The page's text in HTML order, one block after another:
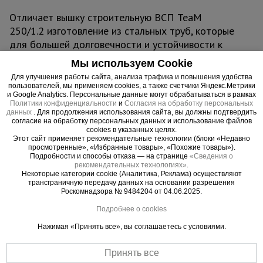
Отличает вышку строительную ВСП TeaM
250/1.2 изготовление из стальных труб, которые
для большей долговечности и устойчивости к
химическим веществам покрыты защитной
полимерной краской. С помощью обрезиненных
колес данную вышку-туру можно быстро и без
больших физических усилий переместить с
одного места на другое. В момент проведения
работ вышку необходимо зафиксировать
тормозными винтовыми опорами, находящихся
рядом с каждым колесом. Также ими можно
тонко отрегулировать высоту вышки. Это
необходимо, если вы работаете на неровной
комфортно может разместиться рабочий с
необходимым оборудованием.
Мы используем Cookie
Для улучшения работы сайта, анализа трафика и повышения удобства
пользователей, мы применяем cookies, а также счетчики Яндекс.Метрики
и Google Analytics. Персональные данные могут обрабатываться в рамках
Политики конфиденциальности и Согласия на обработку персональных
данных
. Для продолжения использования сайта, вы должны подтвердить
согласие на обработку персональных данных и использование файлов
cookies в указанных целях.
Этот сайт применяет рекомендательные технологии (блоки «Недавно
просмотренные», «Избранные товары», «Похожие товары»).
Подробности и способы отказа — на странице «Сведения о
рекомендательных технологиях»
Некоторые категории cookie (Аналитика, Реклама) осуществляют
трансграничную передачу данных на основании разрешения
Роскомнадзора № 9484204 от 04.06.2025.
Подробнее о cookies
Нажимая «Принять все», вы соглашаетесь с условиями.
Принять все